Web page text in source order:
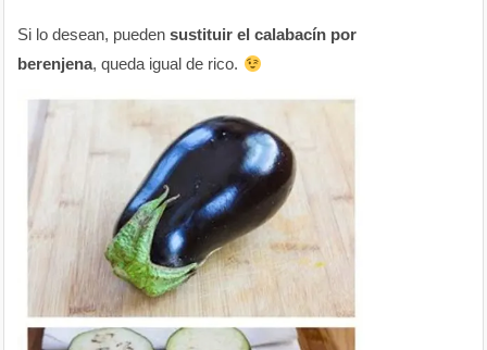
Si lo desean, puedensustituir el calabacín por
berenjena, queda igual de rico.